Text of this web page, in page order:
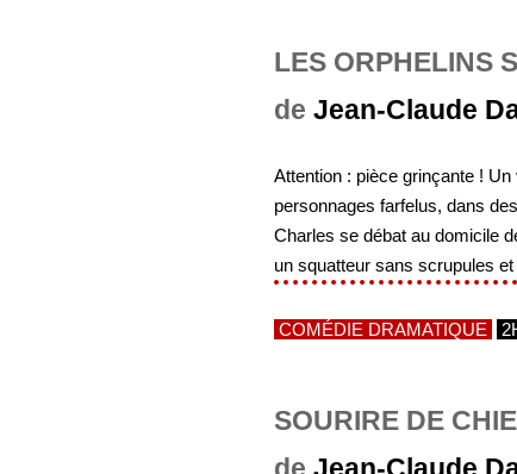
LES ORPHELINS
de Jean-Claude
Attention : pièce grinçante !
personnages farfelus, dans
Charles se débat au domicile
un squatteur sans scrupules
COMÉDIE DRAMATIQUE
SOURIRE DE